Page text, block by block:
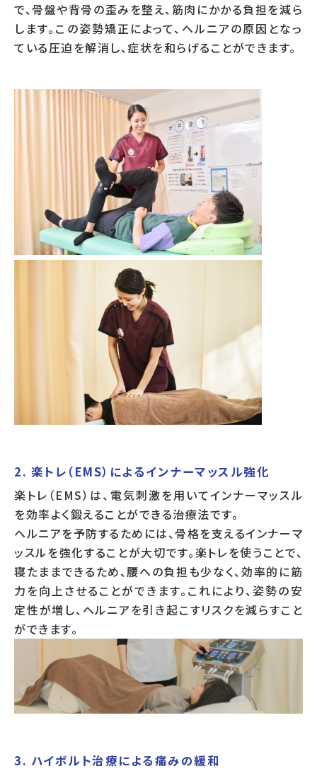
で、骨盤や背骨の歪みを整え、筋肉にかかる負担を減ら
します。この姿勢矯正によって、ヘルニアの原因となっ
ている圧迫を解消し、症状を和らげることができます。
2. 楽トレ（EMS）によるインナーマッスル強化
楽トレ（EMS）は、電気刺激を用いてインナーマッスル
を効率よく鍛えることができる治療法です。
ヘルニアを予防するためには、骨格を支えるインナーマ
ッスルを強化することが大切です。楽トレを使うことで、
寝たままできるため、腰への負担も少なく、効率的に筋
力を向上させることができます。これにより、姿勢の安
定性が増し、ヘルニアを引き起こすリスクを減らすこと
ができます。
3. ハイボルト治療による痛みの緩和